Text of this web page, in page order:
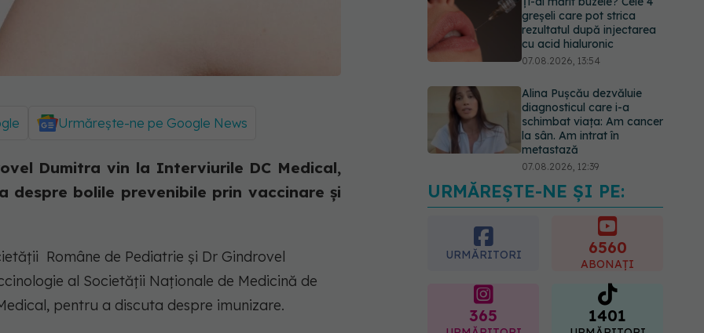
Urmărește-ne pe Google News
Dumitra vin la Interviurile DC Medical,
despre bolile prevenibile prin vaccinare și
Române de Pediatrie și Dr Gindrovel
al Societății Naționale de Medicină de
pentru a discuta despre imunizare.
schimbat viața: Am cancer
la sân. Am intrat în
metastază
07.08.2026, 12:39
Greșeala care îți crește
tensiunea arterială. Nu
este doar sarea din solniță
07.08.2026, 12:14
URMĂREȘTE-NE ȘI PE:
URMĂRITORI 6560
ABONAȚI
365
URMĂRITORI
1401
URMĂRITORI